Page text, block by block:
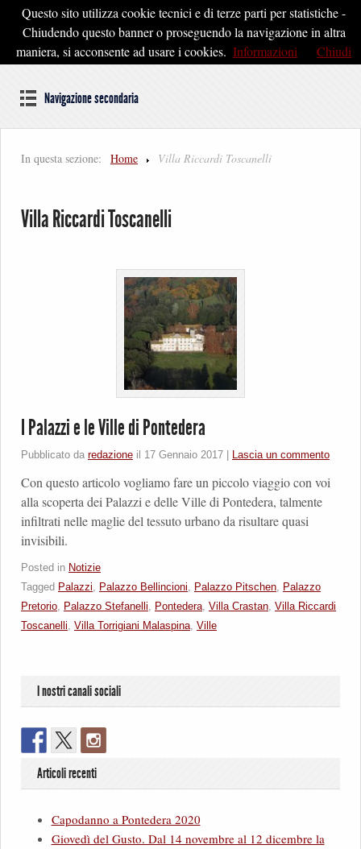
Pontedera2020
Dal cuore della Toscana un'idea di Futuro
Navigazione secondaria
In questa sezione: Home Villa Riccardi Toscanelli
Villa Riccardi Toscanelli
I Palazzi e le Ville di Pontedera
Pubblicato da redazione il 17 Gennaio 2017 Lascia un commento
Con questo articolo vogliamo fare un piccolo viaggio con voi
alla scoperta dei Palazzi e delle Ville di Pontedera, talmente
infiltrati nelle maglie del tessuto urbano da risultare quasi
invisibili.
Posted in Notizie
Tagged Palazzi, Palazzo Bellincioni, Palazzo Pitschen, Palazzo
Pretorio, Palazzo Stefanelli, Pontedera, Villa Crastan, Villa Riccardi
Toscanelli, Villa Torrigiani Malaspina, Ville
I nostri canali sociali
Articoli recenti
Capodanno a Pontedera 2020
Giovedì del Gusto. Dal 14 novembre al 12 dicembre la
Questo sito utilizza cookie tecnici e di terze parti per statistiche -
Chiudendo questo banner o proseguendo la navigazione in altra
maniera, si acconsente ad usare i cookies. Informazioni Chiudi